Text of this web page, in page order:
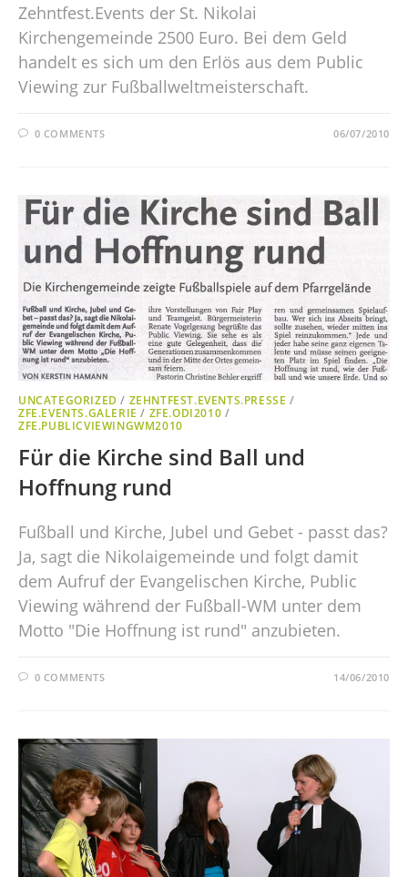
Zehntfest.Events der St. Nikolai
Kirchengemeinde 2500 Euro. Bei dem Geld
handelt es sich um den Erlös aus dem Public
Viewing zur Fußballweltmeisterschaft.
0 COMMENTS 06/07/2010
UNCATEGORIZED / ZEHNTFEST.EVENTS.PRESSE /
ZFE.EVENTS.GALERIE / ZFE.ODI2010 /
ZFE.PUBLICVIEWINGWM2010
Für die Kirche sind Ball und
Hoffnung rund
Fußball und Kirche, Jubel und Gebet - passt das?
Ja, sagt die Nikolaigemeinde und folgt damit
dem Aufruf der Evangelischen Kirche, Public
Viewing während der Fußball-WM unter dem
Motto "Die Hoffnung ist rund" anzubieten.
0 COMMENTS 14/06/2010